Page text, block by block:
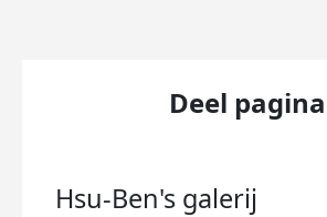
Deel pagina
Hsu-Ben's galerij